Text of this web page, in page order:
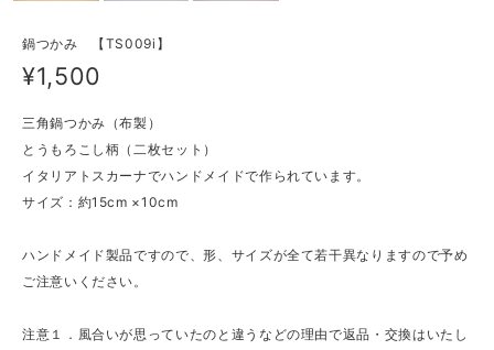
鍋つかみ 【TS009i】
¥1,500
三角鍋つかみ（布製）
とうもろこし柄（二枚セット）
イタリアトスカーナでハンドメイドで作られています。
サイズ：約15cm ×10cm
ハンドメイド製品ですので、形、サイズが全て若干異なりますので予め
ご注意いください。
注意１．風合いが思っていたのと違うなどの理由で返品・交換はいたし